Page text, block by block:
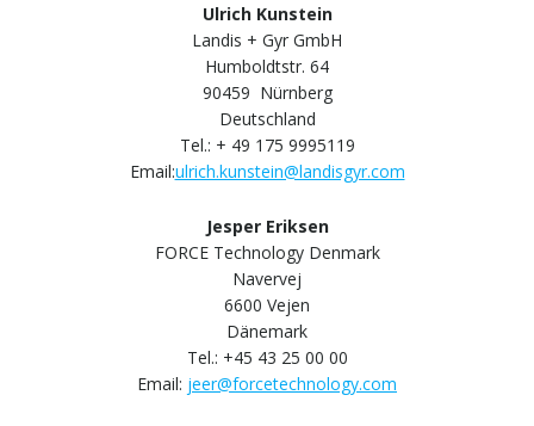
Ulrich Kunstein
Landis + Gyr GmbH
Humboldtstr. 64
90459 Nürnberg
Deutschland
Tel.: + 49 175 9995119
Email:ulrich.kunstein@landisgyr.com
Jesper Eriksen
FORCE Technology Denmark
Navervej
6600 Vejen
Dänemark
Tel.: +45 43 25 00 00
Email: jeer@forcetechnology.com